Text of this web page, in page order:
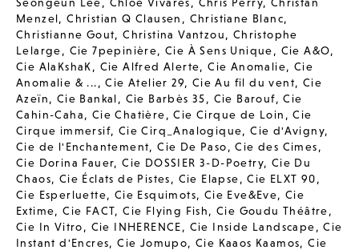
Menzel,Christian Q Clausen , Christiane Blanc,
Christianne Gout,Christina Vantzou, Christophe
Lelarge, Cie 7pepinière,Cie À Sens Unique, Cie A&O,
Cie AlaKshaK, Cie Alfred Alerte,Cie Anomalie, Cie
Anomalie & ...,Cie Atelier 29, Cie Au fil du vent, Cie
Azeïn, Cie Bankal, Cie Barbès 35, Cie Barouf,Cie
Cahin-Caha, Cie Chatière,Cie Cirque de Loin ,Cie
Cirque immersif, Cie Cirq_Analogique,Cie d'Avigny,
Cie de l'Enchantement,Cie De Paso,Cie des Cimes,
Cie Dorina Fauer,Cie DOSSIER 3-D-Poetry, Cie Du
Chaos, Cie Éclats de Pistes, Cie Elapse,Cie ELXT 90,
Cie Esperluette, Cie Esquimots, Cie Eve&Eve,Cie
Extime,Cie FACT,Cie Flying Fish,Cie Goudu Théâtre,
Cie In Vitro, Cie INHERENCE, Cie Inside Landscape,Cie
Instant d'Encres,Cie Jomupo,Cie Kaaos Kaamos,Cie